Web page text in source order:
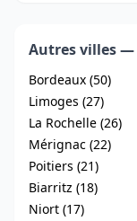
Autres villes
Bordeaux (50)
Limoges (27)
La Rochelle (26)
Mérignac (22)
Poitiers (21)
Biarritz (18)
Niort (17)